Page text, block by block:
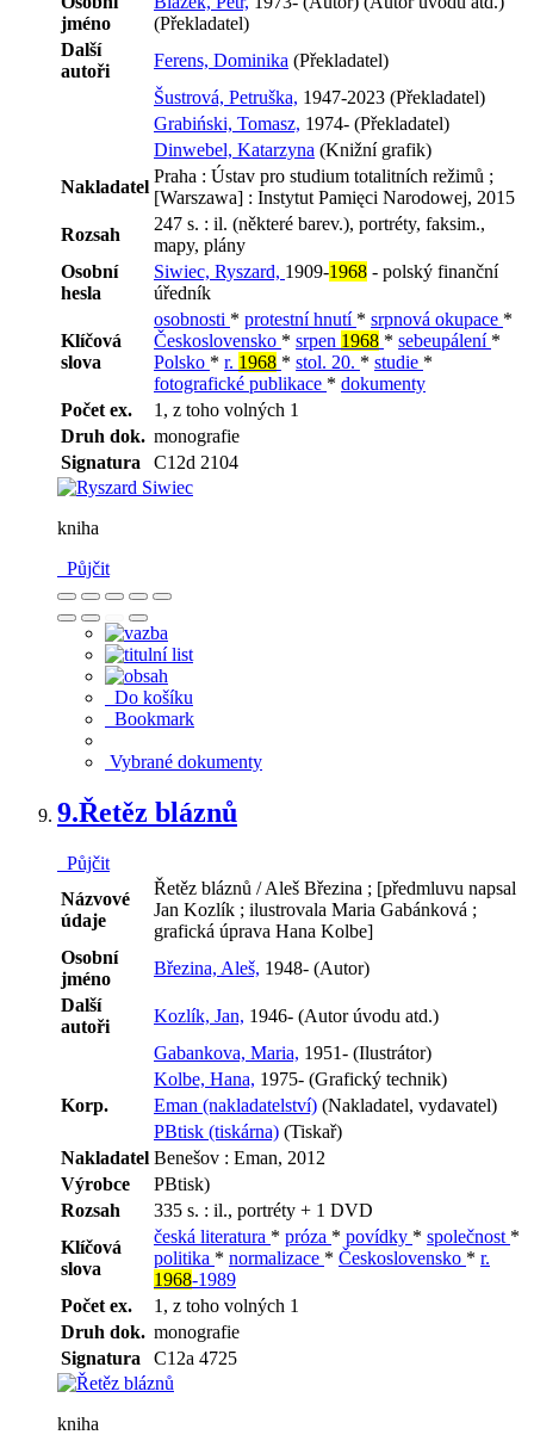
jméno
(Překladatel)
Další
autoři
Ferens, Dominika (Překladatel)
Šustrová, Petruška, 1947-2023 (Překladatel)
Grabiński, Tomasz, 1974- (Překladatel)
Dinwebel, Katarzyna (Knižní grafik)
Nakladatel
Praha : Ústav pro studium totalitních režimů ;
[Warszawa] : Instytut Pamięci Narodowej, 2015
Rozsah
247 s. : il. (některé barev.), portréty, faksim.,
mapy, plány
Osobní
hesla
Siwiec, Ryszard, 1909-1968 - polský finanční
úředník
Klíčová
slova
osobnosti * protestní hnutí * srpnová okupace *
Československo * srpen 1968 * sebeupálení *
Polsko * r. 1968 * stol. 20. * studie *
fotografické publikace * dokumenty
Počet ex.
1, z toho volných 1
Druh dok. monografie
Signatura
C12d 2104
kniha
Půjčit
Do košíku
Bookmark
Vybrané dokumenty
9.Řetěz bláznů
Půjčit
Názvové
údaje
Řetěz bláznů / Aleš Březina ; [předmluvu napsal
Jan Kozlík ; ilustrovala Maria Gabánková ;
grafická úprava Hana Kolbe]
Osobní
jméno
Březina, Aleš, 1948- (Autor)
Další
autoři
Kozlík, Jan, 1946- (Autor úvodu atd.)
Gabankova, Maria, 1951- (Ilustrátor)
Kolbe, Hana, 1975- (Grafický technik)
Korp.
Eman (nakladatelství) (Nakladatel, vydavatel)
PBtisk (tiskárna) (Tiskař)
Nakladatel Benešov : Eman, 2012
Výrobce
PBtisk)
Rozsah
335 s. : il., portréty + 1 DVD
Klíčová
slova
česká literatura * próza * povídky * společnost *
politika * normalizace * Československo * r.
1968-1989
Počet ex.
1, z toho volných 1
Druh dok. monografie
Signatura
C12a 4725
kniha